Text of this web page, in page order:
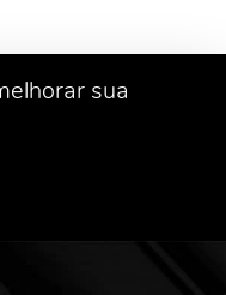
sua